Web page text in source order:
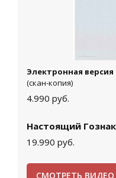
Электронная версия
(скан-копия)
4.990 руб.
Настоящий Гознак
19.990 руб.
СМОТРЕТЬ ВИДЕО